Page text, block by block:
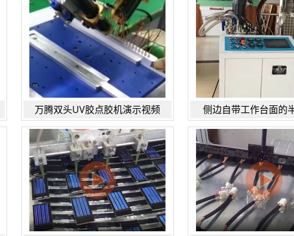
万腾双头UV胶点胶机演示视频 侧边自带工作台面的